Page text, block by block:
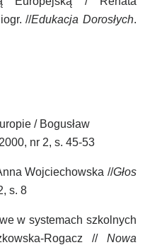
//Edukacja Dorosłych.
/ Bogusław
nr 2, s. 45-53
Wojciechowska //Głos
s. 8
w systemach szkolnych
Rogacz // Nowa